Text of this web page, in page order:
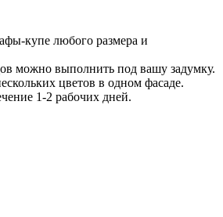
купе любого размера и
можно выполнить под вашу задумку.
цветов в одном фасаде.
1-2 рабочих дней.